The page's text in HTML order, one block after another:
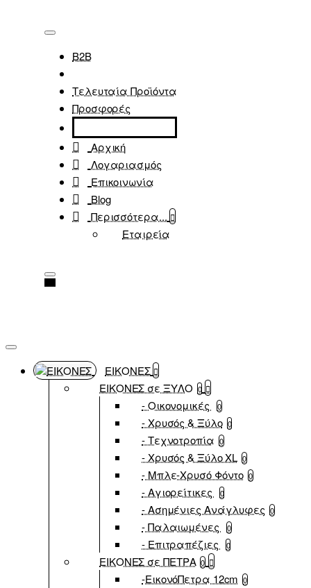
B2B
Τελευταία Προϊόντα
Προσφορές
Αρχική
Λογαριασμός
Επικοινωνία
Blog
Περισσότερα...
Εταιρεία
ΕΙΚΟΝΕΣ
ΕΙΚΟΝΕΣ σε ΞΥΛΟ 0
- Οικονομικές 0
- Χρυσός & Ξύλο 0
- Τεχνοτροπία 0
- Χρυσός & Ξύλο XL 0
- Μπλε-Χρυσό Φόντο 0
- Αγιορείτικες 0
- Ασημένιες Ανάγλυφες 0
- Παλαιωμένες 0
- Επιτραπέζιες 0
ΕΙΚΟΝΕΣ σε ΠΕΤΡΑ 0
-ΕικονόΠετρα 12cm 0